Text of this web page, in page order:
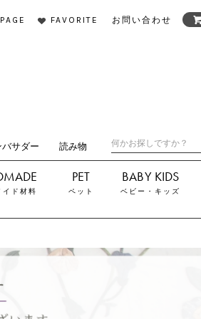
FAVORITE お問い合わせ
サダー 読み物
イド材料 ペット ベビー・キッズ